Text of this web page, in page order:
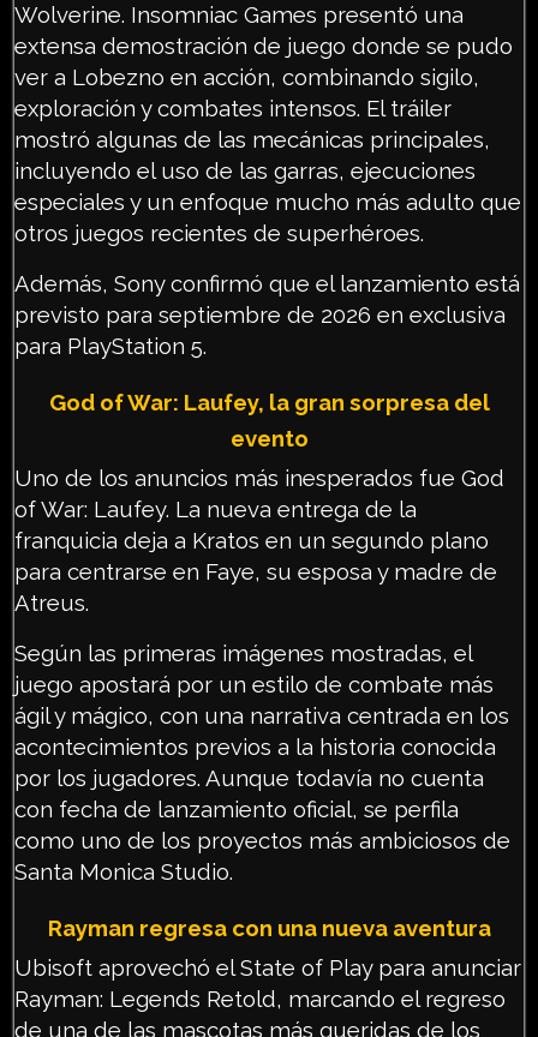
Wolverine. Insomniac Games presentó una
extensa demostración de juego donde se pudo
ver a Lobezno en acción, combinando sigilo,
exploración y combates intensos. El tráiler
mostró algunas de las mecánicas principales,
incluyendo el uso de las garras, ejecuciones
especiales y un enfoque mucho más adulto que
otros juegos recientes de superhéroes.
Además, Sony confirmó que el lanzamiento está
previsto para septiembre de 2026 en exclusiva
para PlayStation 5.
God of War: Laufey, la gran sorpresa del
evento
Uno de los anuncios más inesperados fue God
of War: Laufey. La nueva entrega de la
franquicia deja a Kratos en un segundo plano
para centrarse en Faye, su esposa y madre de
Atreus.
Según las primeras imágenes mostradas, el
juego apostará por un estilo de combate más
ágil y mágico, con una narrativa centrada en los
acontecimientos previos a la historia conocida
por los jugadores. Aunque todavía no cuenta
con fecha de lanzamiento oficial, se perfila
como uno de los proyectos más ambiciosos de
Santa Monica Studio.
Rayman regresa con una nueva aventura
Ubisoft aprovechó el State of Play para anunciar
Rayman: Legends Retold, marcando el regreso
de una de las mascotas más queridas de los